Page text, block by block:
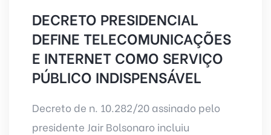
DECRETO PRESIDENCIAL
DEFINE TELECOMUNICAÇÕES
E INTERNET COMO SERVIÇO
PÚBLICO INDISPENSÁVEL
Decreto de n. 10.282/20 assinado pelo
presidente Jair Bolsonaro incluiu